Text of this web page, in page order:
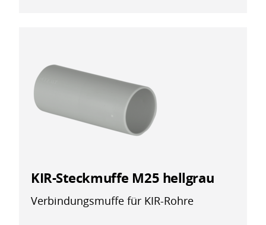
KIR-Steckmuffe M25 hellgrau
Verbindungsmuffe für KIR-Rohre